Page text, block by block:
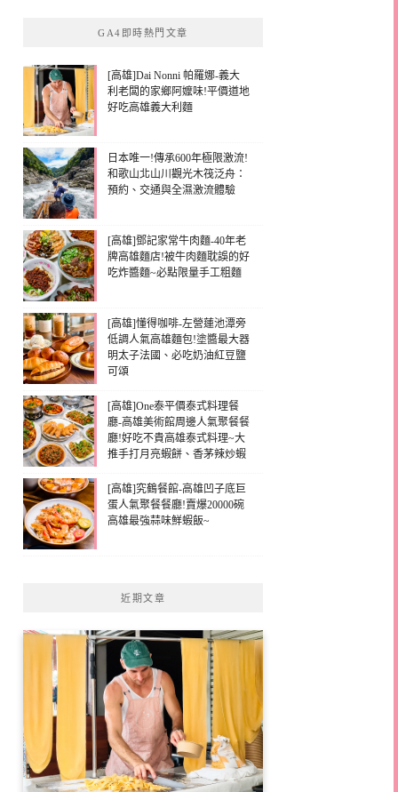
GA4即時熱門文章
[高雄]Dai Nonni 帕羅娜-義大
利老闆的家鄉阿嬤味!平價道地
好吃高雄義大利麵
日本唯一!傳承600年極限激流!
和歌山北山川觀光木筏泛舟：
預約、交通與全濕激流體驗
[高雄]鄧記家常牛肉麵-40年老
牌高雄麵店!被牛肉麵耽誤的好
吃炸醬麵~必點限量手工粗麵
[高雄]懂得咖啡-左營蓮池潭旁
低調人氣高雄麵包!塗醬最大器
明太子法國、必吃奶油紅豆鹽
可頌
[高雄]One泰平價泰式料理餐
廳-高雄美術館周邊人氣聚餐餐
廳!好吃不貴高雄泰式料理~大
推手打月亮蝦餅、香茅辣炒蝦
[高雄]究鶴餐館-高雄凹子底巨
蛋人氣聚餐餐廳!賣爆20000碗
高雄最強蒜味鮮蝦飯~
近期文章